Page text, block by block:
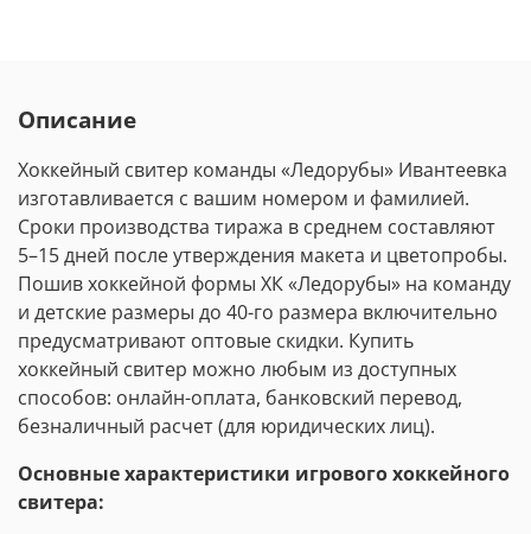
Описание
Хоккейный свитер команды «Ледорубы» Ивантеевка
изготавливается с вашим номером и фамилией.
Сроки производства тиража в среднем составляют
5–15 дней после утверждения макета и цветопробы.
Пошив хоккейной формы ХК«Ледорубы» на команду
и детские размеры до 40-го размера включительно
предусматривают оптовые скидки. Купить
хоккейный свитер можно любым из доступных
способов: онлайн-оплата, банковский перевод,
безналичный расчет (для юридических лиц).
Основные характеристики игрового хоккейного
свитера: